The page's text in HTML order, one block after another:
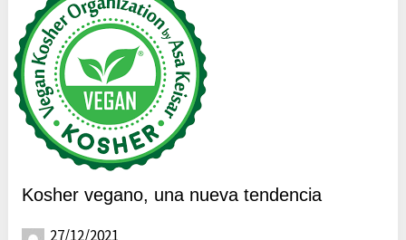
Kosher vegano, una nueva tendencia
27/12/2021